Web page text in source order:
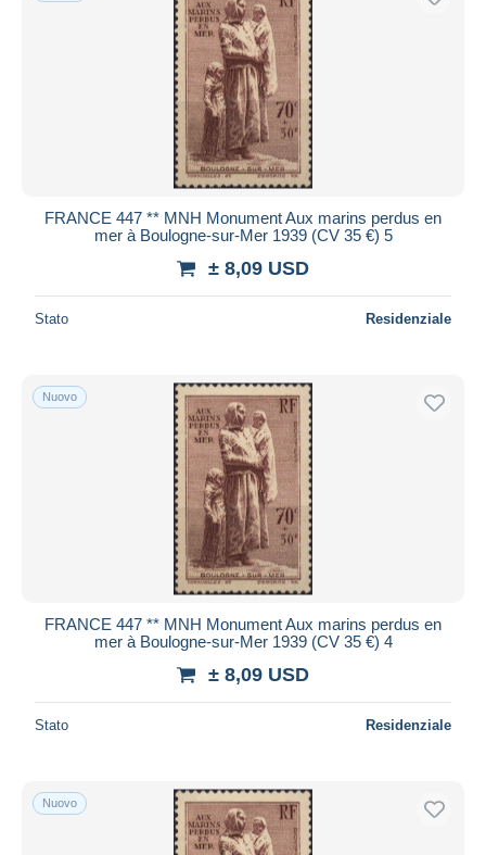
FRANCE 447 ** MNH Monument Aux marins perdus en
mer à Boulogne-sur-Mer 1939 (CV 35 €) 5
± 8,09 USD
Stato Residenziale
Nuovo
FRANCE 447 ** MNH Monument Aux marins perdus en
mer à Boulogne-sur-Mer 1939 (CV 35 €) 4
± 8,09 USD
Stato Residenziale
Nuovo